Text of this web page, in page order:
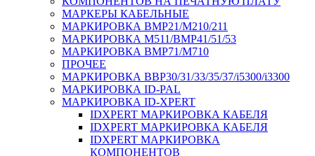
МАРКЕРЫ КАБЕЛЬНЫЕ
МАРКИРОВКА BMP21/M210/211
МАРКИРОВКА M511/BMP41/51/53
МАРКИРОВКА BMP71/M710
ПРОЧЕЕ
МАРКИРОВКА BBP30/31/33/35/37/i5300/i3300
МАРКИРОВКА ID-PAL
МАРКИРОВКА ID-XPERT
IDXPERT МАРКИРОВКА КАБЕЛЯ
IDXPERT МАРКИРОВКА КАБЕЛЯ
IDXPERT МАРКИРОВКА
КОМПОНЕНТОВ